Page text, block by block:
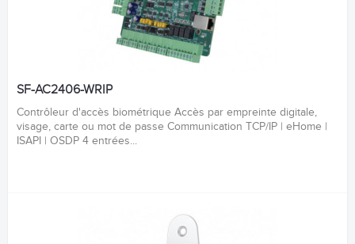
SF-AC2406-WRIP
Contrôleur d'accès biométrique Accès par empreinte digitale,
visage, carte ou mot de passe Communication TCP/IP | eHome |
ISAPI | OSDP 4 entrées...